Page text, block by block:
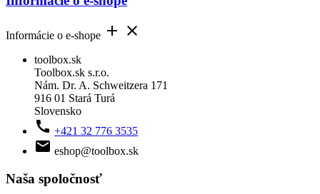
Informácie o e-shope  
toolbox.sk
Toolbox.sk s.r.o.
Nám. Dr. A. Schweitzera 171
916 01 Stará Turá
Slovensko
 +421 32 776 3535
 eshop@toolbox.sk
Naša spoločnosť